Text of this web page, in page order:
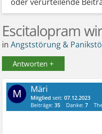
Escitalopram
inAngststörung &
Antworten +
M Märi
Mitglied seit:07.12.2023
Beiträge:35 Danke:7